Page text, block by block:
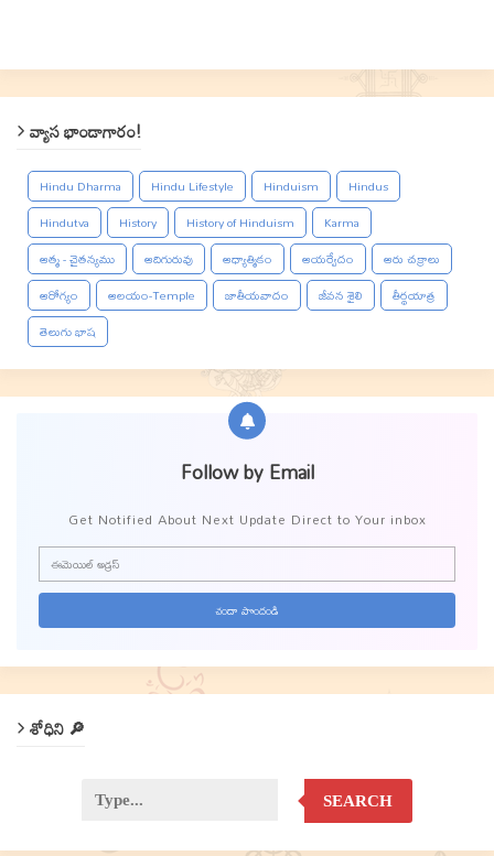
వ్యాస భాండాగారం!
Hindu Dharma Hindu Lifestyle Hinduism
Hindus
Hindutva
History History of Hinduism
Karma
ఆత్మ - చైతన్యము
ఆదిగురువు ఆధ్యాత్మికం ఆయర్వేదం
ఆరు చక్రాలు
ఆరోగ్యం
ఆలయం-Temple జాతీయవాదం జీవన శైలి
తీర్థయాత్ర
తెలుగు భాష
Follow by Email
Get Notified About Next Update Direct to Your inbox
శోధిని 🔎
SEARCH